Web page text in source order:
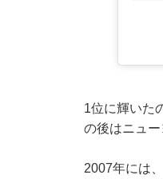
1位に輝いた
の後はニュ
2007年には